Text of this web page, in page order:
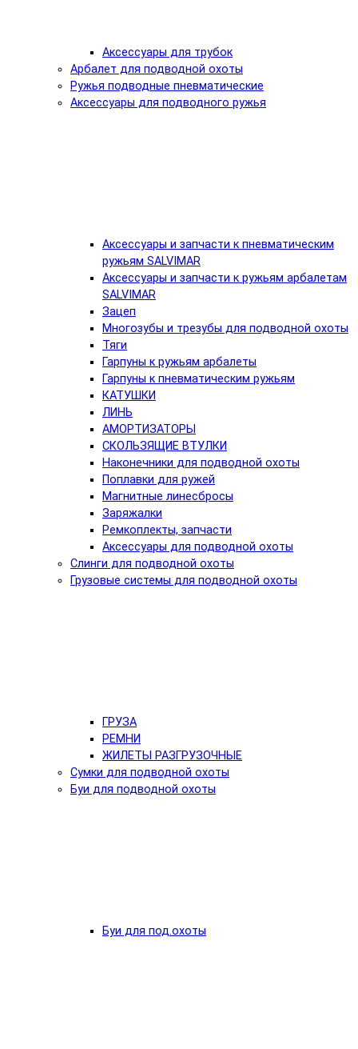
Аксессуары для трубок
Арбалет для подводной охоты
Ружья подводные пневматические
Аксессуары для подводного ружья
Аксессуары и запчасти к пневматическим
ружьям SALVIMAR
Аксессуары и запчасти к ружьям арбалетам
SALVIMAR
Зацеп
Многозубы и трезубы для подводной охоты
Тяги
Гарпуны к ружьям арбалеты
Гарпуны к пневматическим ружьям
КАТУШКИ
ЛИНЬ
АМОРТИЗАТОРЫ
СКОЛЬЗЯЩИЕ ВТУЛКИ
Наконечники для подводной охоты
Поплавки для ружей
Магнитные линесбросы
Заряжалки
Ремкоплекты, запчасти
Аксессуары для подводной охоты
Слинги для подводной охоты
Грузовые системы для подводной охоты
ГРУЗА
РЕМНИ
ЖИЛЕТЫ РАЗГРУЗОЧНЫЕ
Сумки для подводной охоты
Буи для подводной охоты
Буи для под.охоты